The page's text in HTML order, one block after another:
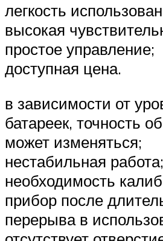
легкость
высокая
простое управление;
доступная цена.
в зависимости от
батареек, точность
может изменяться;
нестабильная работа;
необходимость
прибор после
перерыва в